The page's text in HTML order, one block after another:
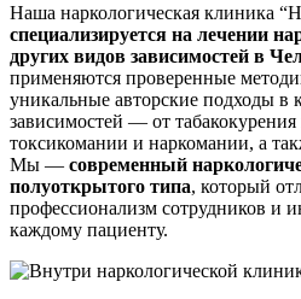
Наша наркологическая клиника
специализируется на лечении
других видов зависимостей в
применяются проверенные
уникальные авторские подходы в
зависимостей — от табакокурения
токсикомании и наркомании, а
Мы — современный
полуоткрытого типа, который
профессионализм сотрудников и
каждому пациенту.